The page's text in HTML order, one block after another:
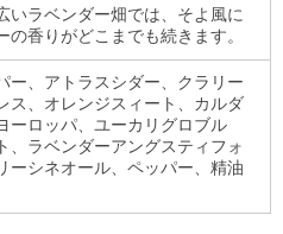
いラベンダー畑では、そよ風に
の香りがどこまでも続きます。
ー、アトラスシダー、クラリー
ス、オレンジスィート、カルダ
ーロッパ、ユーカリグロブル
、ラベンダーアングスティフォ
ーシネオール、ペッパー、精油